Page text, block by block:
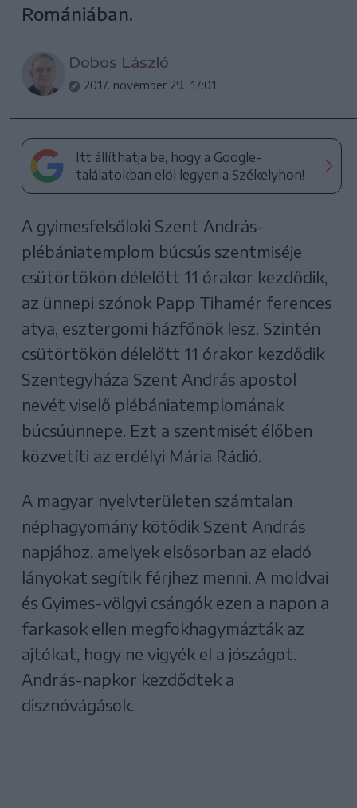
Romániában.
Dobos László
2017. november 29., 17:01
Itt állíthatja be, hogy a Google-
találatokban elöl legyen a Székelyhon!
A gyimesfelsőloki Szent András-
plébániatemplom búcsús szentmiséje
csütörtökön délelőtt 11 órakor kezdődik,
az ünnepi szónok Papp Tihamér ferences
atya, esztergomi házfőnök lesz. Szintén
csütörtökön délelőtt 11 órakor kezdődik
Szentegyháza Szent András apostol
nevét viselő plébániatemplomának
búcsúünnepe. Ezt a szentmisét élőben
közvetíti az erdélyi Mária Rádió.
A magyar nyelvterületen számtalan
néphagyomány kötődik Szent András
napjához, amelyek elsősorban az eladó
lányokat segítik férjhez menni. A moldvai
és Gyimes-völgyi csángók ezen a napon a
farkasok ellen megfokhagymázták az
ajtókat, hogy ne vigyék el a jószágot.
András-napkor kezdődtek a
disznóvágások.